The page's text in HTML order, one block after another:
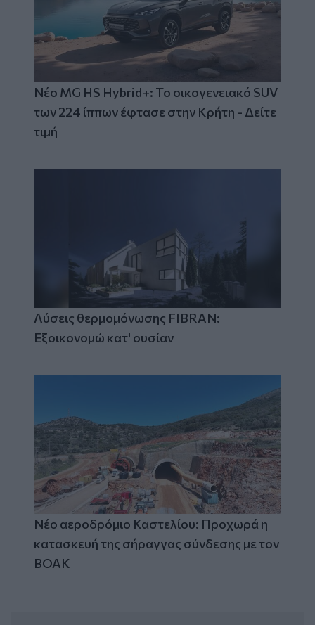
Νέο MG HS Hybrid+: Το οικογενειακό SUV
των 224 ίππων έφτασε στην Κρήτη - Δείτε
τιμή
Λύσεις θερμομόνωσης FIBRAN:
Εξοικονομώ κατ' ουσίαν
Νέο αεροδρόμιο Καστελίου: Προχωρά η
κατασκευή της σήραγγας σύνδεσης με τον
ΒΟΑΚ